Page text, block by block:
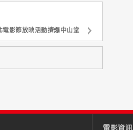
電影節放映活動擠爆中山堂
電影資訊